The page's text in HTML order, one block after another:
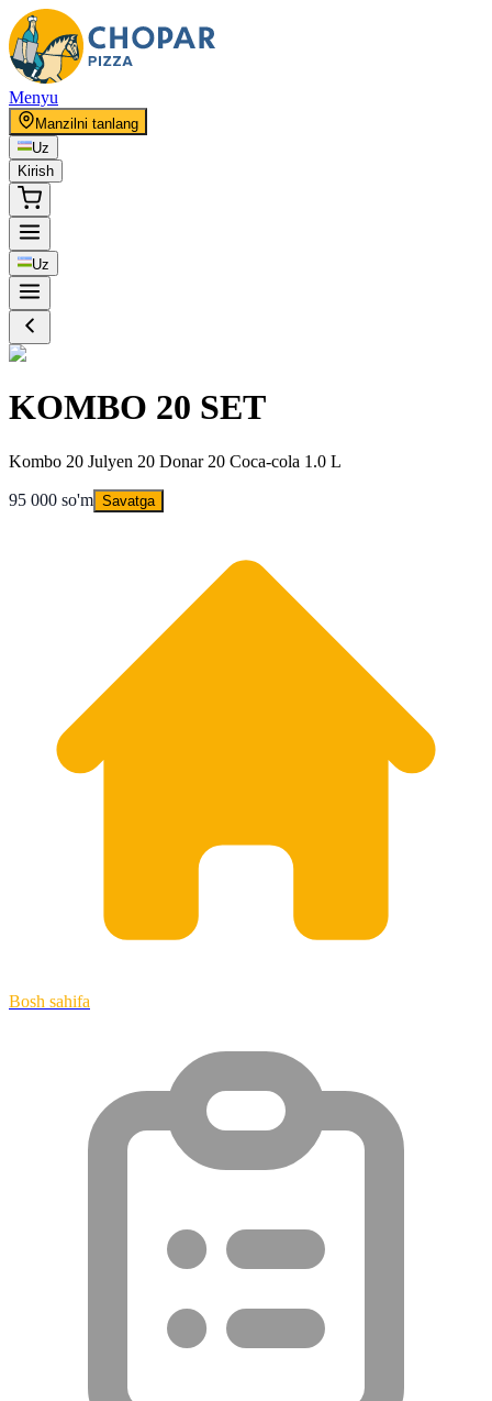
Menyu
Manzilni tanlang
Uz
Kirish
Uz
KOMBO 20 SET
Kombo 20 Julyen 20 Donar 20 Coca-cola 1.0 L
95 000 so'm Savatga
Bosh sahifa